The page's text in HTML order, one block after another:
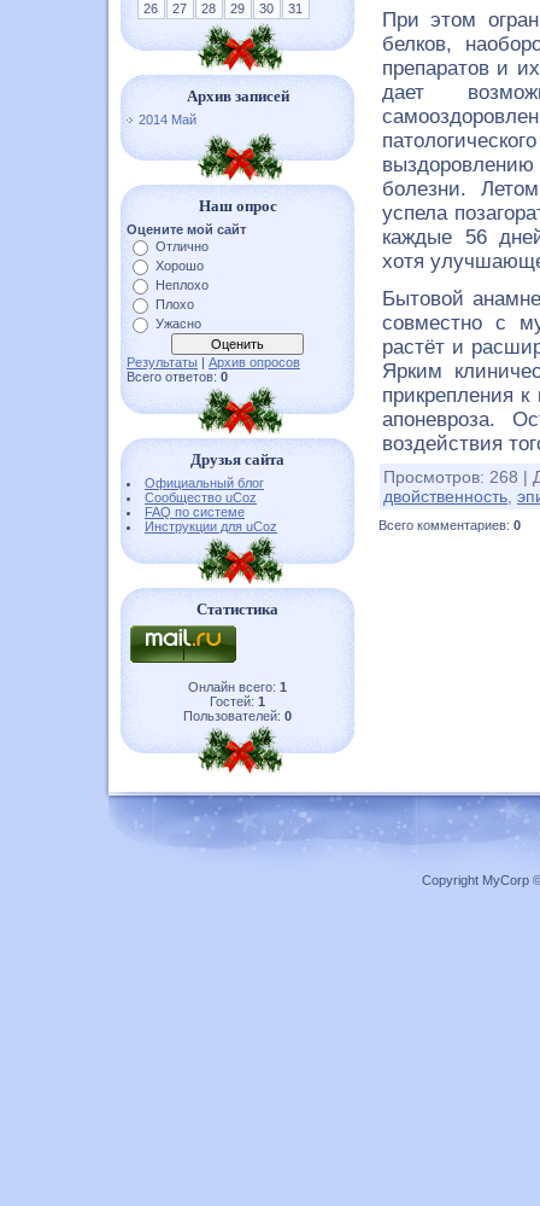
26
27 28 29 30 31
Архив записей
2014 Май
Наш опрос
Оцените мой сайт
Отлично
Хорошо
Неплохо
Плохо
Ужасно
Результаты | Архив опросов
Всего ответов: 0
Друзья сайта
Официальный блог
Сообщество uCoz
FAQ по системе
Инструкции для uCoz
Статистика
Онлайн всего: 1
Гостей: 1
Пользователей: 0
При этом
белков,
препаратов и
дает
болезни.
успела
каждые 56
хотя
Бытовой
совместно с
растёт и
Ярким
прикрепления
апоневроза.
воздействия
Просмотров: 268 |
двойственность
Всего комментариев: 0
Copyright MyCorp